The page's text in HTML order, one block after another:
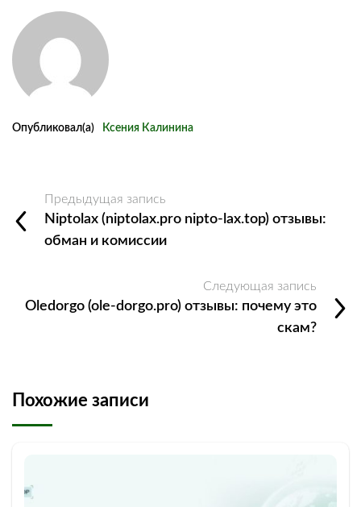
Опубликовал(а) Ксения Калинина
Предыдущая запись
Niptolax (niptolax.pro nipto-lax.top) отзывы:
обман и комиссии
Следующая запись
Oledorgo (ole-dorgo.pro) отзывы: почему это
скам?
Похожие записи